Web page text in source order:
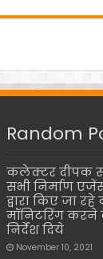
Random
कलेक्टर दीपक
सभी निर्माण
द्वारा किए जा
मॉनिटरिंग करने
निर्देश दिये
November 10, 2021